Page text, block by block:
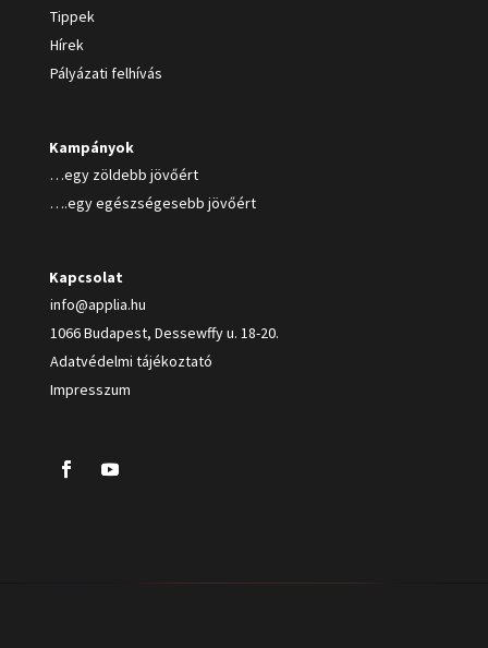
Tippek
Hírek
Pályázati felhívás
Kampányok
…egy zöldebb jövőért
….egy egészségesebb jövőért
Kapcsolat
info@applia.hu
1066 Budapest, Dessewffy u. 18-20.
Adatvédelmi tájékoztató
Impresszum